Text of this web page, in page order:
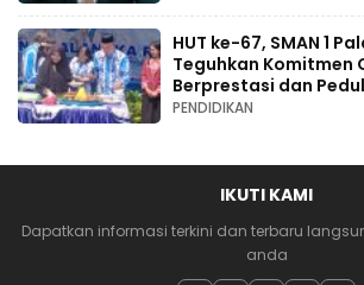
HUT ke-67, SMAN 1
Teguhkan Komitmen
Berprestasi dan
PENDIDIKAN
IKUTI KAMI
Dapatkan informasi terkini dan terbaru
anda